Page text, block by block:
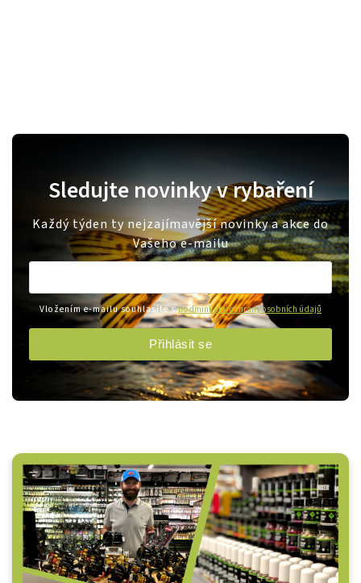
Sledujte novinky v rybaření
Každý týden ty nejzajímavější novinky a akce do
Vašeho e-mailu
Vložením e-mailu souhlasíte spodmínkami ochrany osobních údajů
Přihlásit se